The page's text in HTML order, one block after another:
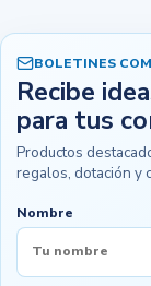
BOLETINES
Recibe
para tus
Productos
regalos, dotación y
Nombre